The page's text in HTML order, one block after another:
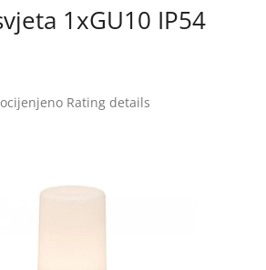
1xGU10 IP54
Rating details